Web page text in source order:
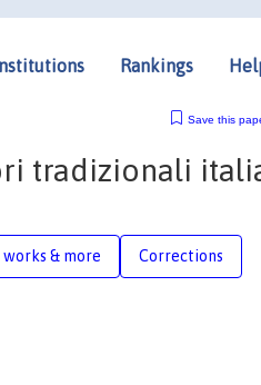
Rankings
Save this
tradizionali
works & more Corrections